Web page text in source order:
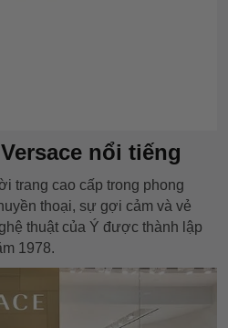
nổi tiếng
trang cao cấp trong phong
thoại, sự gợi cảm và vẻ
thuật của Ý được thành lập
1978.